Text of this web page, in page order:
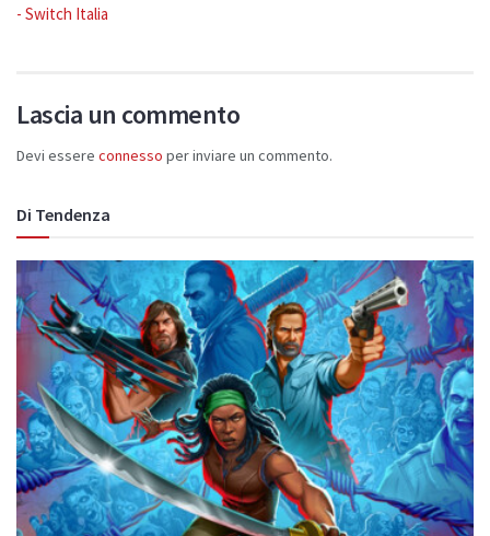
- Switch Italia
Lascia un commento
Devi essere connesso per inviare un commento.
Di Tendenza